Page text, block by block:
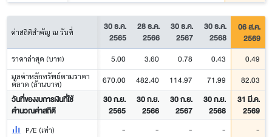
ค่าสถิติสำคัญ ณ วันที่
30 ธ.ค.
2565
28 ธ.ค.
2566
30 ธ.ค.
2567
30 ธ.ค.
2568
06 ส.ค.
2569
ราคาล่าสุด (บาท) 5.00 3.60 0.78 0.43 0.49
มูลค่าหลักทรัพย์ตามราคา
ตลาด (ล้านบาท)
670.00 482.40 114.97 71.99
82.03
วันที่ของงบการเงินที่ใช้
คำนวณค่าสถิติ
30 ก.ย.
2565
30 ก.ย.
2566
30 ก.ย.
2567
30 ก.ย.
2568
31 มี.ค.
2569
P/E (เท่า) - - - - -